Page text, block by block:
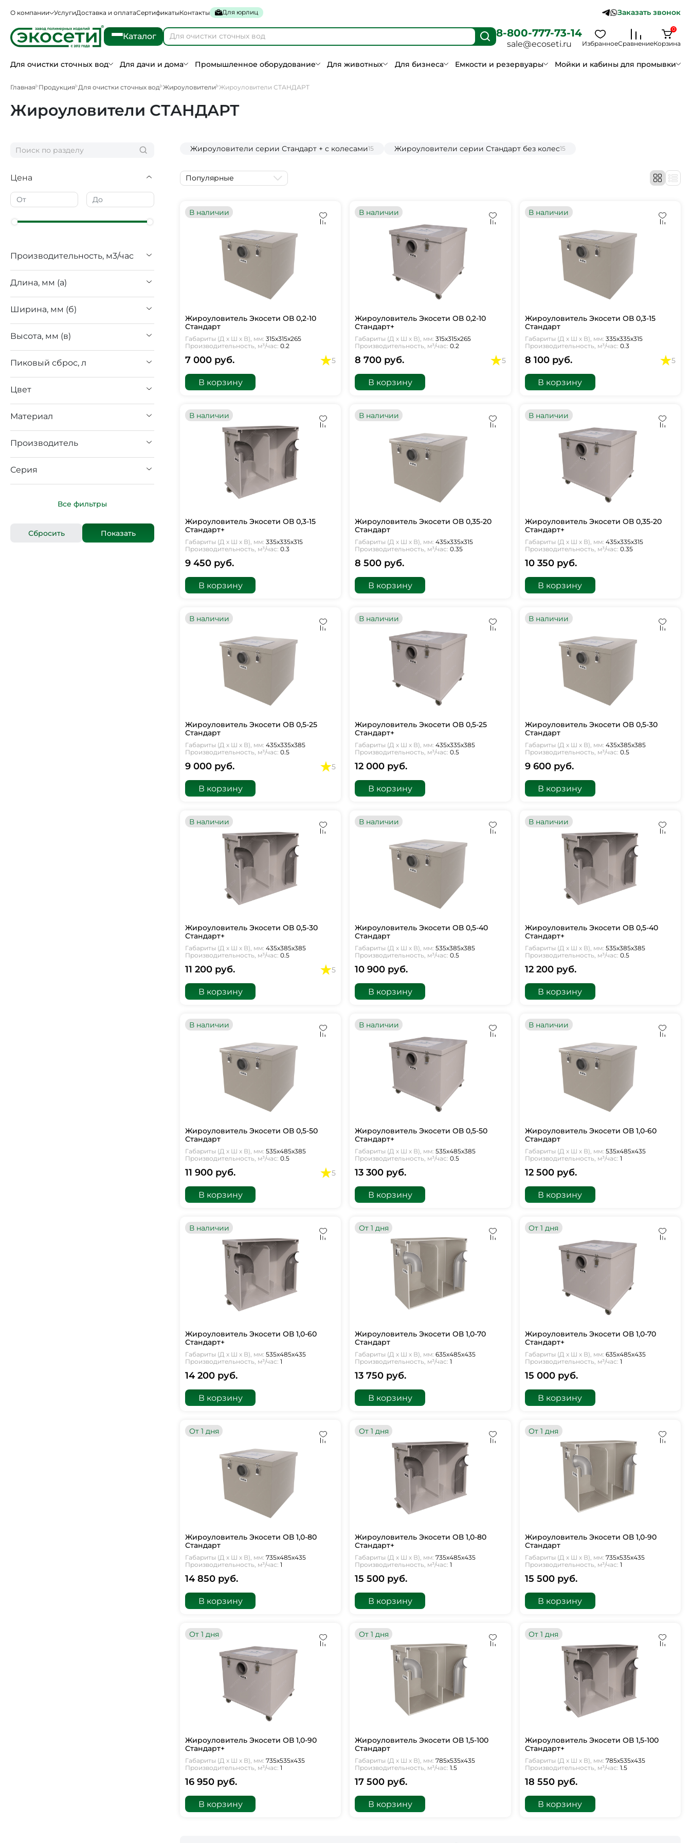
О компании УслугиДоставка и оплатаСертификатыКонтакты Для юрлиц Заказать звонок
Каталог 8-800-777-73-14
sale@ecoseti.ru ИзбранноеСравнениеКорзина
0
Для очистки сточных вод Для дачи и дома Промышленное оборудование Для животных Для бизнеса Емкости и резервуары Мойки и кабины для промывки
Главная Продукция Для очистки сточных вод Жироуловители Жироуловители СТАНДАРТ
Жироуловители СТАНДАРТ
Цена
Производительность, м3/час
Длина, мм (а)
Ширина, мм (б)
Высота, мм (в)
Пиковый сброс, л
Цвет
Материал
Производитель
Серия
Все фильтры
Жироуловители серии Стандарт + с колесами15 Жироуловители серии Стандарт без колес15
Популярные
В наличии
Жироуловитель Экосети ОВ 0,2-10
Стандарт
Габариты (Д х Ш х В), мм: 315х315х265
Производительность, м³/час: 0.2
7 000 руб. 5
В корзину
В наличии
Жироуловитель Экосети ОВ 0,2-10
Стандарт+
Габариты (Д х Ш х В), мм: 315х315х265
Производительность, м³/час: 0.2
8 700 руб. 5
В корзину
В наличии
Жироуловитель Экосети ОВ 0,3-15
Стандарт
Габариты (Д х Ш х В), мм: 335х335х315
Производительность, м³/час: 0.3
8 100 руб. 5
В корзину
В наличии
Жироуловитель Экосети ОВ 0,3-15
Стандарт+
Габариты (Д х Ш х В), мм: 335х335х315
Производительность, м³/час: 0.3
9 450 руб.
В корзину
В наличии
Жироуловитель Экосети ОВ 0,35-20
Стандарт
Габариты (Д х Ш х В), мм: 435х335х315
Производительность, м³/час: 0.35
8 500 руб.
В корзину
В наличии
Жироуловитель Экосети ОВ 0,35-20
Стандарт+
Габариты (Д х Ш х В), мм: 435х335х315
Производительность, м³/час: 0.35
10 350 руб.
В корзину
В наличии
Жироуловитель Экосети ОВ 0,5-25
Стандарт
Габариты (Д х Ш х В), мм: 435х335х385
Производительность, м³/час: 0.5
9 000 руб. 5
В корзину
В наличии
Жироуловитель Экосети ОВ 0,5-25
Стандарт+
Габариты (Д х Ш х В), мм: 435х335х385
Производительность, м³/час: 0.5
12 000 руб.
В корзину
В наличии
Жироуловитель Экосети ОВ 0,5-30
Стандарт
Габариты (Д х Ш х В), мм: 435х385х385
Производительность, м³/час: 0.5
9 600 руб.
В корзину
В наличии
Жироуловитель Экосети ОВ 0,5-30
Стандарт+
Габариты (Д х Ш х В), мм: 435х385х385
Производительность, м³/час: 0.5
11 200 руб. 5
В корзину
В наличии
Жироуловитель Экосети ОВ 0,5-40
Стандарт
Габариты (Д х Ш х В), мм: 535х385х385
Производительность, м³/час: 0.5
10 900 руб.
В корзину
В наличии
Жироуловитель Экосети ОВ 0,5-40
Стандарт+
Габариты (Д х Ш х В), мм: 535х385х385
Производительность, м³/час: 0.5
12 200 руб.
В корзину
В наличии
Жироуловитель Экосети ОВ 0,5-50
Стандарт
Габариты (Д х Ш х В), мм: 535х485х385
Производительность, м³/час: 0.5
11 900 руб. 5
В корзину
В наличии
Жироуловитель Экосети ОВ 0,5-50
Стандарт+
Габариты (Д х Ш х В), мм: 535х485х385
Производительность, м³/час: 0.5
13 300 руб.
В корзину
В наличии
Жироуловитель Экосети ОВ 1,0-60
Стандарт
Габариты (Д х Ш х В), мм: 535х485х435
Производительность, м³/час: 1
12 500 руб.
В корзину
В наличии
Жироуловитель Экосети ОВ 1,0-60
Стандарт+
Габариты (Д х Ш х В), мм: 535х485х435
Производительность, м³/час: 1
14 200 руб.
В корзину
От 1 дня
Жироуловитель Экосети ОВ 1,0-70
Стандарт
Габариты (Д х Ш х В), мм: 635х485х435
Производительность, м³/час: 1
13 750 руб.
В корзину
От 1 дня
Жироуловитель Экосети ОВ 1,0-70
Стандарт+
Габариты (Д х Ш х В), мм: 635х485х435
Производительность, м³/час: 1
15 000 руб.
В корзину
От 1 дня
Жироуловитель Экосети ОВ 1,0-80
Стандарт
Габариты (Д х Ш х В), мм: 735х485х435
Производительность, м³/час: 1
14 850 руб.
В корзину
От 1 дня
Жироуловитель Экосети ОВ 1,0-80
Стандарт+
Габариты (Д х Ш х В), мм: 735х485х435
Производительность, м³/час: 1
15 500 руб.
В корзину
От 1 дня
Жироуловитель Экосети ОВ 1,0-90
Стандарт
Габариты (Д х Ш х В), мм: 735х535х435
Производительность, м³/час: 1
15 500 руб.
В корзину
От 1 дня
Жироуловитель Экосети ОВ 1,0-90
Стандарт+
Габариты (Д х Ш х В), мм: 735х535х435
Производительность, м³/час: 1
16 950 руб.
В корзину
От 1 дня
Жироуловитель Экосети ОВ 1,5-100
Стандарт
Габариты (Д х Ш х В), мм: 785х535х435
Производительность, м³/час: 1.5
17 500 руб.
В корзину
От 1 дня
Жироуловитель Экосети ОВ 1,5-100
Стандарт+
Габариты (Д х Ш х В), мм: 785х535х435
Производительность, м³/час: 1.5
18 550 руб.
В корзину